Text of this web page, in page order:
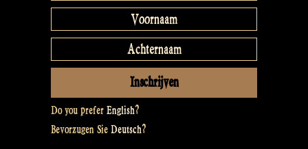
Do you prefer English?
Bevorzugen Sie Deutsch?